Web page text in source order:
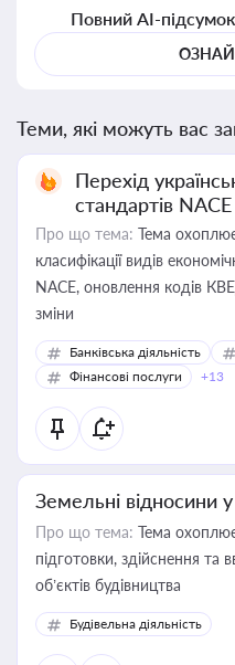
Повний AI-
Теми, які можуть вас
Перехід
стандартів NACE
Про що тема: Тема
класифікації видів
NACE, оновлення кодів
зміни
Банківська діяльність
Фінансові послуги
+13
Земельні відносини у
Про що тема: Тема
підготовки, здійснення та
об’єктів будівництва
Будівельна діяльність